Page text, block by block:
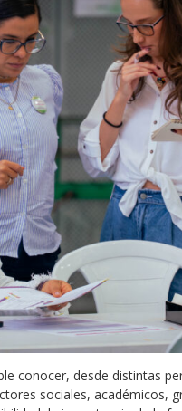
conocer, desde distintas
sociales, académicos,